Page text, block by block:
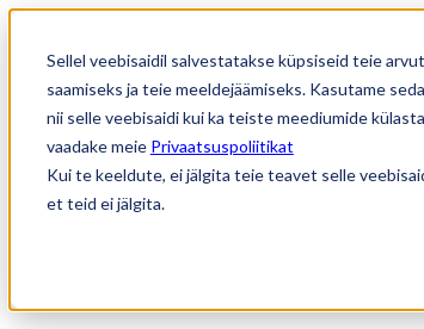
Sellel veebisaidil salvestatakse küpsiseid teie
saamiseks ja teie meeldejäämiseks. Kasutame
nii selle veebisaidi kui ka teiste meediumide
vaadake meie Privaatsuspoliitikat
Kui te keeldute, ei jälgita teie teavet selle
et teid ei jälgita.